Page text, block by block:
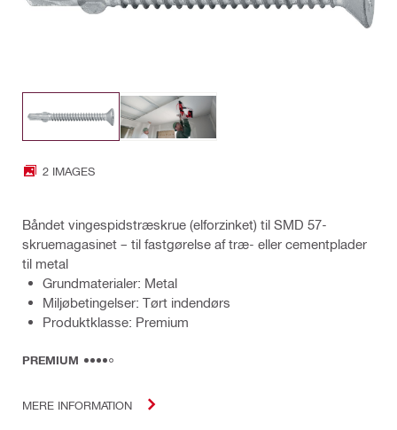
2 IMAGES
Båndet vingespidstræskrue (elforzinket) til SMD 57-
skruemagasinet – til fastgørelse af træ- eller cementplader
til metal
Grundmaterialer: Metal
Miljøbetingelser: Tørt indendørs
Produktklasse: Premium
PREMIUM
MERE INFORMATION